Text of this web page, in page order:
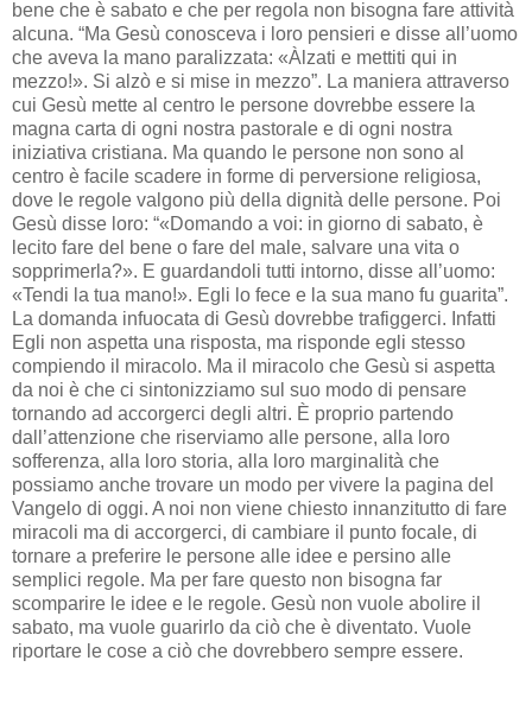
bene che è sabato e che per regola non bisogna fare attività
alcuna. “Ma Gesù conosceva i loro pensieri e disse all’uomo
che aveva la mano paralizzata: «Àlzati e mettiti qui in
mezzo!». Si alzò e si mise in mezzo”. La maniera attraverso
cui Gesù mette al centro le persone dovrebbe essere la
magna carta di ogni nostra pastorale e di ogni nostra
iniziativa cristiana. Ma quando le persone non sono al
centro è facile scadere in forme di perversione religiosa,
dove le regole valgono più della dignità delle persone. Poi
Gesù disse loro: “«Domando a voi: in giorno di sabato, è
lecito fare del bene o fare del male, salvare una vita o
sopprimerla?». E guardandoli tutti intorno, disse all’uomo:
«Tendi la tua mano!». Egli lo fece e la sua mano fu guarita”.
La domanda infuocata di Gesù dovrebbe trafiggerci. Infatti
Egli non aspetta una risposta, ma risponde egli stesso
compiendo il miracolo. Ma il miracolo che Gesù si aspetta
da noi è che ci sintonizziamo sul suo modo di pensare
tornando ad accorgerci degli altri. È proprio partendo
dall’attenzione che riserviamo alle persone, alla loro
sofferenza, alla loro storia, alla loro marginalità che
possiamo anche trovare un modo per vivere la pagina del
Vangelo di oggi. A noi non viene chiesto innanzitutto di fare
miracoli ma di accorgerci, di cambiare il punto focale, di
tornare a preferire le persone alle idee e persino alle
semplici regole. Ma per fare questo non bisogna far
scomparire le idee e le regole. Gesù non vuole abolire il
sabato, ma vuole guarirlo da ciò che è diventato. Vuole
riportare le cose a ciò che dovrebbero sempre essere.